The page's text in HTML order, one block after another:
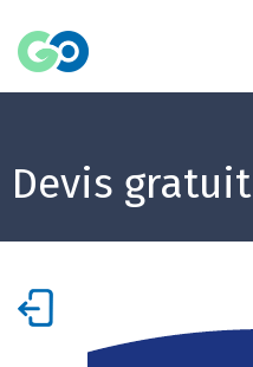
Devis gratuit